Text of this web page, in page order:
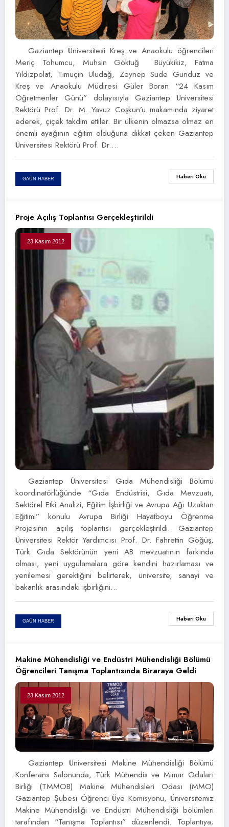
Gaziantep Üniversitesi Kreş ve Anaokulu öğrencileri
Meriç Tohumcu, Muhsin Göktuğ Büyükikiz, Fatma
Yıldızpolat, Timuçin Uludağ, Zeynep Sude Gündüz ve
Kreş ve Anaokulu Müdiresi Güler Boran “24 Kasım
Öğretmenler Günü” dolayısıyla Gaziantep Üniversitesi
Rektörü Prof. Dr. M. Yavuz Coşkun’u makamında ziyaret
ederek, çiçek takdim ettiler. Bir ülkenin olmazsa olmaz en
önemli ayağının eğitim olduğuna dikkat çeken Gaziantep
Üniversitesi Rektörü Prof. Dr.…
GAÜN HABER Haberi Oku
Proje Açılış Toplantısı Gerçekleştirildi
23 Kasım 2012
Gaziantep Üniversitesi Gıda Mühendisliği Bölümü
koordinatörlüğünde “Gıda Endüstrisi, Gıda Mevzuatı,
Sektörel Etki Analizi, Eğitim İşbirliği ve Avrupa Ağı Uzaktan
Eğitimi” konulu Avrupa Birliği Hayatboyu Öğrenme
Projesinin açılış toplantısı gerçekleştirildi. Gaziantep
Üniversitesi Rektör Yardımcısı Prof. Dr. Fahrettin Göğüş,
Türk Gıda Sektörünün yeni AB mevzuatının farkında
olması, yeni uygulamalara göre kendini hazırlaması ve
yenilemesi gerektiğini belirterek, üniversite, sanayi ve
bakanlık arasındaki işbirliğini…
GAÜN HABER Haberi Oku
Makine Mühendisliği ve Endüstri Mühendisliği Bölümü
Öğrencileri Tanışma Toplantısında Biraraya Geldi
23 Kasım 2012
Gaziantep Üniversitesi Makine Mühendisliği Bölümü
Konferans Salonunda, Türk Mühendis ve Mimar Odaları
Birliği (TMMOB) Makine Mühendisleri Odası (MMO)
Gaziantep Şubesi Öğrenci Üye Komisyonu, Üniversitemiz
Makine Mühendisliği ve Endüstri Mühendisliği bölümleri
tarafından “Tanışma Toplantısı” düzenlendi. Toplantıya;